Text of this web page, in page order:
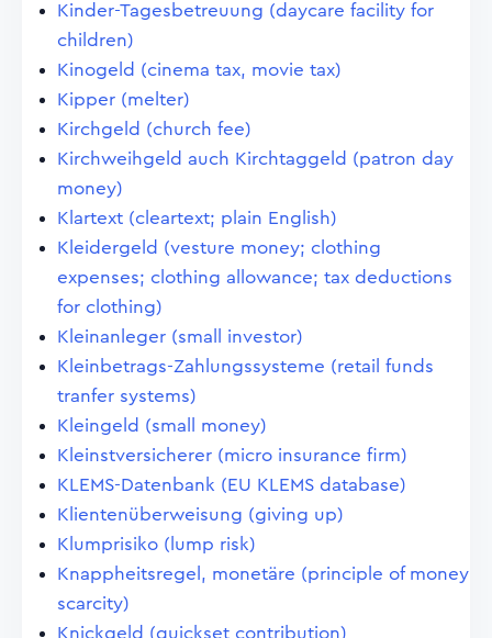
Kinder-Tagesbetreuung (daycare facility for
children)
Kinogeld (cinema tax, movie tax)
Kipper (melter)
Kirchgeld (church fee)
Kirchweihgeld auch Kirchtaggeld (patron day
money)
Klartext (cleartext; plain English)
Kleidergeld (vesture money; clothing
expenses; clothing allowance; tax deductions
for clothing)
Kleinanleger (small investor)
Kleinbetrags-Zahlungssysteme (retail funds
tranfer systems)
Kleingeld (small money)
Kleinstversicherer (micro insurance firm)
KLEMS-Datenbank (EU KLEMS database)
Klientenüberweisung (giving up)
Klumprisiko (lump risk)
Knappheitsregel, monetäre (principle of money
scarcity)
Knickgeld (quickset contribution)